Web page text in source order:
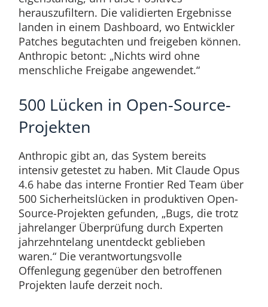
herauszufiltern. Die validierten Ergebnisse
landen in einem Dashboard, wo Entwickler
Patches begutachten und freigeben können.
Anthropic betont: „Nichts wird ohne
menschliche Freigabe angewendet.“
500 Lücken in Open-Source-
Projekten
Anthropic gibt an, das System bereits
intensiv getestet zu haben. Mit Claude Opus
4.6 habe das interne Frontier Red Team über
500 Sicherheitslücken in produktiven Open-
Source-Projekten gefunden, „Bugs, die trotz
jahrelanger Überprüfung durch Experten
jahrzehntelang unentdeckt geblieben
waren.“ Die verantwortungsvolle
Offenlegung gegenüber den betroffenen
Projekten laufe derzeit noch.